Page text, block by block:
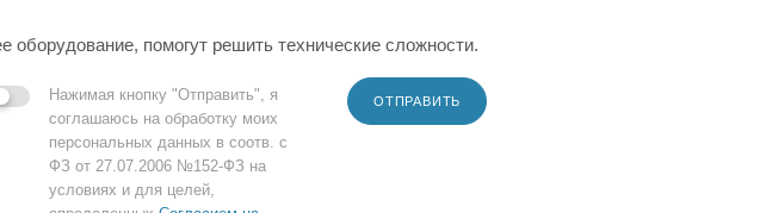
помогут решить технические сложности.
Нажимая кнопку "Отправить", я
соглашаюсь на обработку моих
персональных данных в соотв. с
ФЗ от 27.07.2006 №152-ФЗ на
условиях и для целей,
ОТПРАВИТЬ